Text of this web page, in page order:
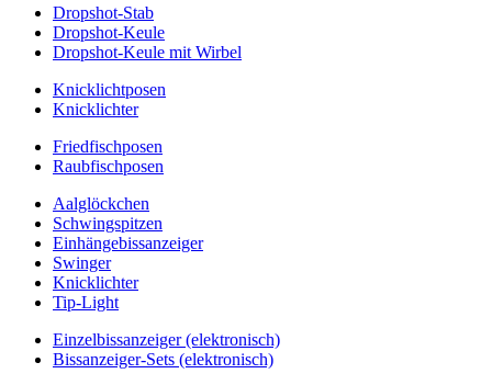
Dropshot-Stab
Dropshot-Keule
Dropshot-Keule mit Wirbel
Knicklichtposen
Knicklichter
Friedfischposen
Raubfischposen
Aalglöckchen
Schwingspitzen
Einhängebissanzeiger
Swinger
Knicklichter
Tip-Light
Einzelbissanzeiger (elektronisch)
Bissanzeiger-Sets (elektronisch)